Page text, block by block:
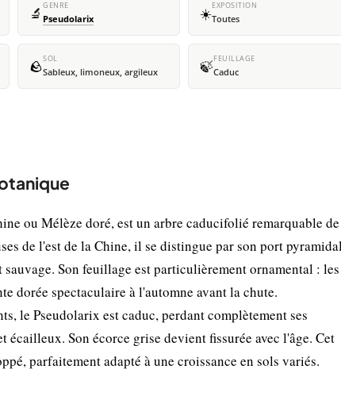
🔬 GENRE
Pseudolarix ☀️EXPOSITION
Toutes
🪨SOL
Sableux, limoneux, argileux 🍃FEUILLAGE
Caduc
ou Mélèze doré, est un arbre caducifolié remarquable de
de l'est de la Chine, il se distingue par son port
Son feuillage est particulièrement ornamental : les
dorée spectaculaire à l'automne avant la chute.
le Pseudolarix est caduc, perdant complètement ses
Son écorce grise devient fissurée avec l'âge. Cet
parfaitement adapté à une croissance en sols variés.